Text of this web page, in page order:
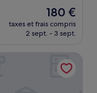
Le
nouveau
prix
de
180 €
180 €
taxes et frais compris
2 sept. - 3 sept.